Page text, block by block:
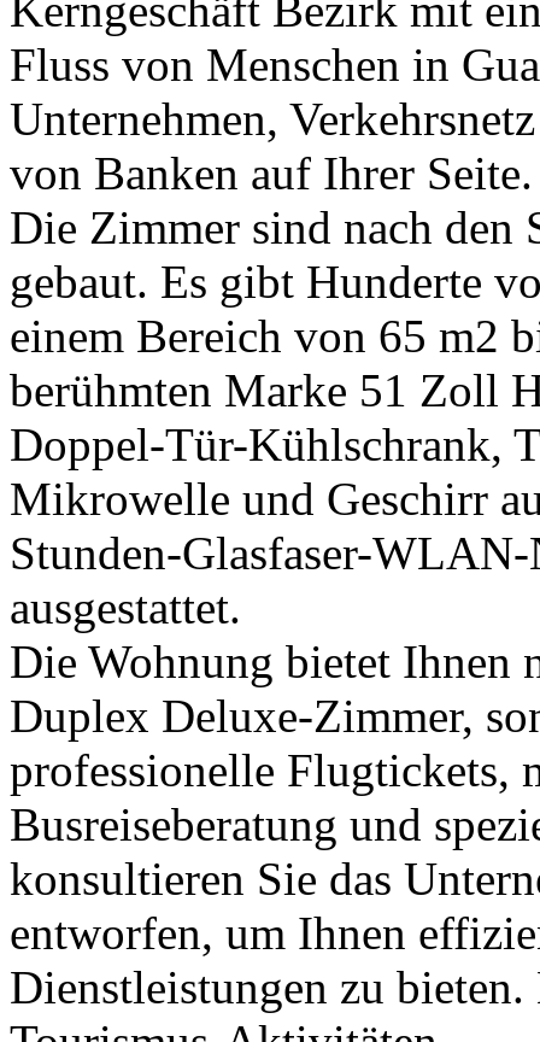
Fluss von Menschen in
Unternehmen,
von Banken auf Ihrer Seite.
Die Zimmer sind nach den
gebaut. Es gibt Hunderte
einem Bereich von 65 m2
berühmten Marke 51 Zoll
Doppel-Tür-Kühlschrank,
Mikrowelle und Geschirr
Stunden-Glasfaser-
ausgestattet.
Die Wohnung bietet Ihnen
Duplex Deluxe-Zimmer,
professionelle Flugtickets,
Busreiseberatung und
konsultieren Sie das
entworfen, um Ihnen
Dienstleistungen zu